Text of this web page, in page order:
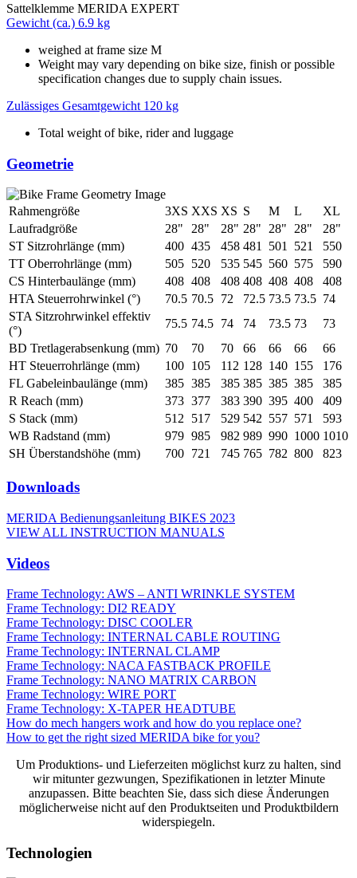
Sattelklemme MERIDA EXPERT
Gewicht (ca.) 6.9 kg
weighed at frame size M
Weight may vary depending on bike size, finish or possible
specification changes due to supply chain issues.
Zulässiges Gesamtgewicht 120 kg
Total weight of bike, rider and luggage
Geometrie
Rahmengröße 3XS XXS XS S M L
XL
Laufradgröße
28" 28" 28" 28" 28" 28"
28"
ST Sitzrohrlänge (mm)
400 435 458 481 501 521
550
TT Oberrohrlänge (mm)
505 520 535 545 560 575
590
CS Hinterbaulänge (mm)
408 408 408 408 408 408
408
HTA Steuerrohrwinkel (°)
70.5 70.5 72 72.5 73.5 73.5 74
STA Sitzrohrwinkel effektiv
(°)
75.5 74.5 74 74 73.5 73
73
BD Tretlagerabsenkung (mm) 70 70 70 66 66 66
66
HT Steuerrohrlänge (mm)
100 105 112 128 140 155
176
FL Gabeleinbaulänge (mm)
385 385 385 385 385 385
385
R Reach (mm)
373 377 383 390 395 400
409
S Stack (mm)
512 517 529 542 557 571
593
WB Radstand (mm)
979 985 982 989 990 1000 1010
SH Überstandshöhe (mm)
700 721 745 765 782 800 823
Downloads
MERIDA Bedienungsanleitung BIKES 2023
VIEW ALL INSTRUCTION MANUALS
Videos
Frame Technology: AWS – ANTI WRINKLE SYSTEM
Frame Technology: DI2 READY
Frame Technology: DISC COOLER
Frame Technology: INTERNAL CABLE ROUTING
Frame Technology: INTERNAL CLAMP
Frame Technology: NACA FASTBACK PROFILE
Frame Technology: NANO MATRIX CARBON
Frame Technology: WIRE PORT
Frame Technology: X-TAPER HEADTUBE
How do mech hangers work and how do you replace one?
How to get the right sized MERIDA bike for you?
Um Produktions- und Lieferzeiten möglichst kurz zu halten, sind
wir mitunter gezwungen, Spezifikationen in letzter Minute
anzupassen. Bitte beachten Sie, dass sich diese Änderungen
möglicherweise nicht auf den Produktseiten und Produktbildern
widerspiegeln.
Technologien